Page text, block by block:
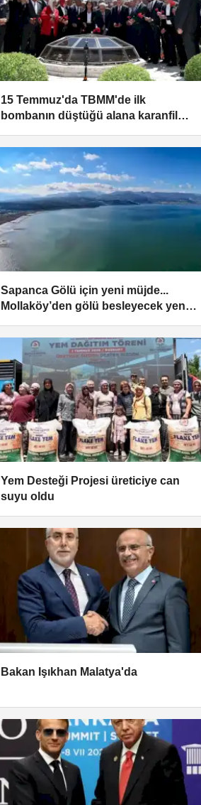
15 Temmuz'da TBMM'de ilk
bombanın düştüğü alana karanfil
Sapanca Gölü için yeni müjde...
Mollaköy’den gölü besleyecek yeni
Yem Desteği Projesi üreticiye can
suyu oldu
Bakan Işıkhan Malatya'da